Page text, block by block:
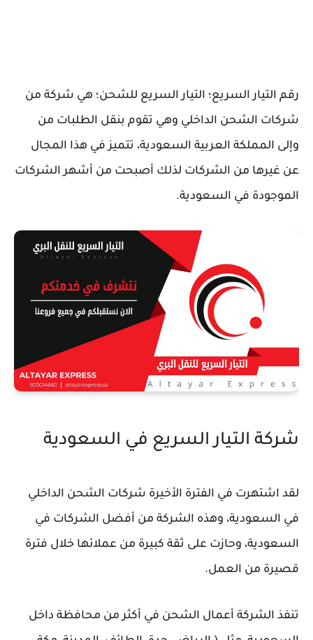
رقم التيار السريع؛ التيار السريع للشحن؛ هي شركة من
شركات الشحن الداخلي وهي تقوم بنقل الطلبات من
وإلى المملكة العربية السعودية، تتميز في هذا المجال
عن غيرها من الشركات لذلك أصبحت من أشهر الشركات
الموجودة في السعودية.
شركة التيار السريع في السعودية
لقد اشتهرت في الفترة الأخيرة شركات الشحن الداخلي
في السعودية، وهذه الشركة من أفضل الشركات في
السعودية، وحازت على ثقة كبيرة من عملائها خلال فترة
قصيرة من العمل.
تنفذ الشركة أعمال الشحن في أكثر من محافظة داخل